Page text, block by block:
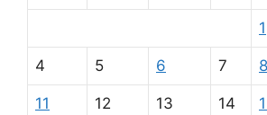
1
4 5 6 7 8
11 12 13 14